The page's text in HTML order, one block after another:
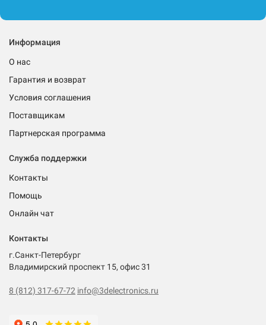
Информация
О нас
Гарантия и возврат
Условия соглашения
Поставщикам
Партнерская программа
Служба поддержки
Контакты
Помощь
Онлайн чат
Контакты
г.Санкт-Петербург
Владимирский проспект 15, офис 31
8 (812) 317-67-72 info@3delectronics.ru